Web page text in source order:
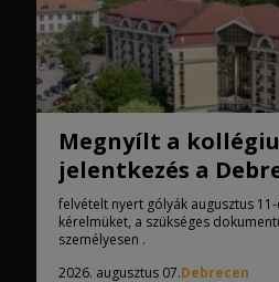
Megnyílt a
jelentkezés a
Egyetemen
felvételt nyert gólyák augusztus
kérelmüket, a szükséges
személyesen .
2026. augusztus 07.Debrecen